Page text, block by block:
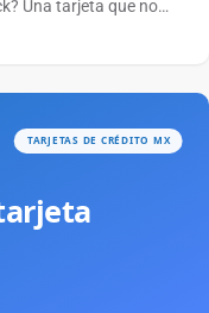
Una tarjeta que no
el celular y